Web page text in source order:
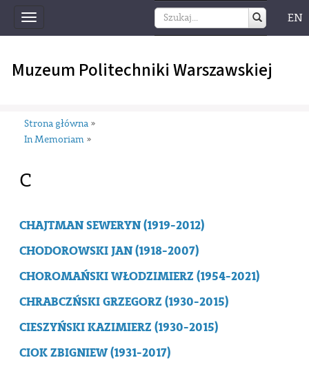
Toggle
navigation
EN
Muzeum Politechniki Warszawskiej
Strona główna »
In Memoriam »
C
CHAJTMAN SEWERYN (1919-2012)
CHODOROWSKI JAN (1918-2007)
CHOROMAŃSKI WŁODZIMIERZ (1954-2021)
CHRABCZŃSKI GRZEGORZ (1930-2015)
CIESZYŃSKI KAZIMIERZ (1930-2015)
CIOK ZBIGNIEW (1931-2017)